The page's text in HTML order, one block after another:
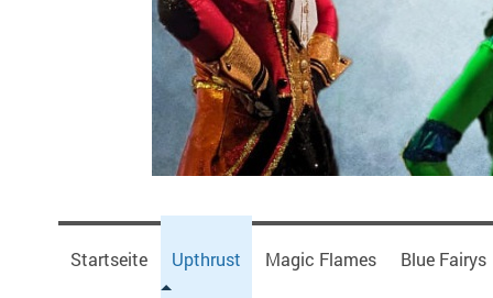
Startseite Upthrust Magic Flames Blue Fairys